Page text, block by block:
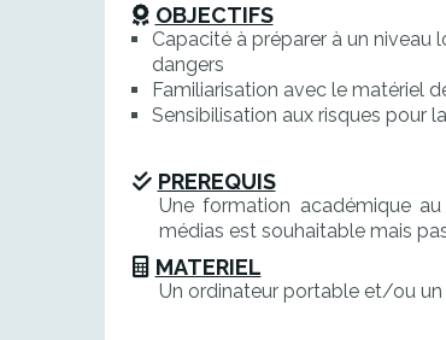
OBJECTIFS
Capacité à préparer à un niveau
dangers
Familiarisation avec le matériel
Sensibilisation aux risques pour
PREREQUIS
Une formation académique
médias est souhaitable mais
MATERIEL
Un ordinateur portable et/ou